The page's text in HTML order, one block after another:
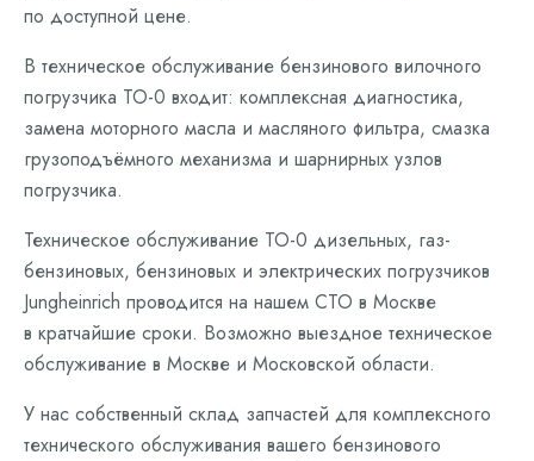
по доступной цене.
В техническое обслуживание бензинового вилочного
погрузчика ТО-0 входит: комплексная диагностика,
замена моторного масла и масляного фильтра, смазка
грузоподъёмного механизма и шарнирных узлов
погрузчика.
Техническое обслуживание ТО-0 дизельных, газ-
бензиновых, бензиновых и электрических погрузчиков
Jungheinrich проводится на нашем СТО в Москве
в кратчайшие сроки. Возможно выездное техническое
обслуживание в Москве и Московской области.
У нас собственный склад запчастей для комплексного
технического обслуживания вашего бензинового